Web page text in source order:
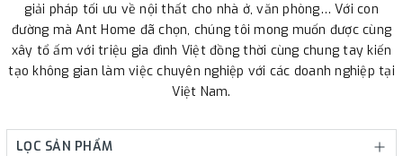
LỌC SẢN PHẨM
giải pháp tối ưu về nội thất cho nhà ở, văn phòng… Với con
đường mà Ant Home đã chọn, chúng tôi mong muốn được cùng
xây tổ ấm với triệu gia đình Việt đồng thời cùng chung tay kiến
tạo không gian làm việc chuyên nghiệp với các doanh nghiệp tại
Việt Nam.